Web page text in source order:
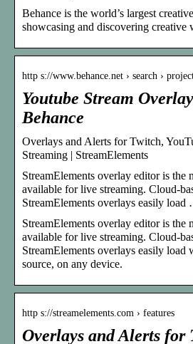
Behance is the world’s largest
showcasing and discovering creative
http s://www.behance.net › search ›
Youtube Stream
Behance
Overlays and Alerts for Twitch,
Streaming | StreamElements
StreamElements overlay editor is the
available for live streaming. Cloud-
StreamElements overlays easily load
StreamElements overlay editor is the
available for live streaming. Cloud-
StreamElements overlays easily load
source, on any device.
http s://streamelements.com › features
Overlays and Alerts for